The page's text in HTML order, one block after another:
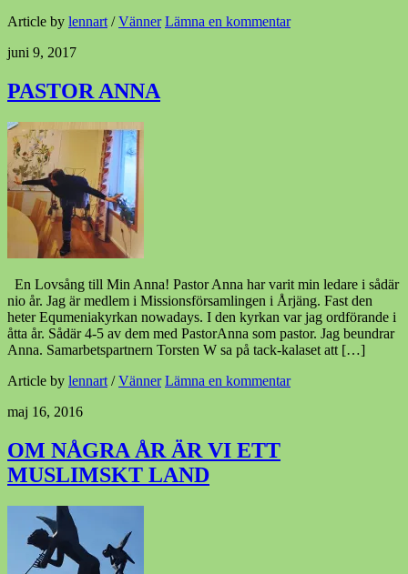
Article by lennart /Vänner Lämna en kommentar
juni 9, 2017
PASTOR ANNA
En Lovsång till Min Anna! Pastor Anna har varit min ledare i sådär
nio år. Jag är medlem i Missionsförsamlingen i Årjäng. Fast den
heter Equmeniakyrkan nowadays. I den kyrkan var jag ordförande i
åtta år. Sådär 4-5 av dem med PastorAnna som pastor. Jag beundrar
Anna. Samarbetspartnern Torsten W sa på tack-kalaset att […]
Article by lennart /Vänner Lämna en kommentar
maj 16, 2016
OM NÅGRA ÅR ÄR VI ETT
MUSLIMSKT LAND